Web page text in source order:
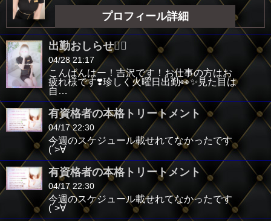
プロフィール詳細
出勤おしらせ💁‍♂️
04/28 21:17
こんばんはー！吉沢です！お仕事の方はお
疲れ様です❣️珍しく火曜日出勤👀✨️見た目は
自…
有資格者の本格トリートメント
04/17 22:30
今週のスケジュール載せれてなかったです
(´>∀
有資格者の本格トリートメント
04/17 22:30
今週のスケジュール載せれてなかったです
(´>∀